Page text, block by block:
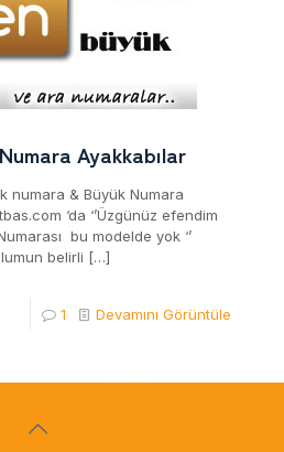
Ayakkabılar
numara & Büyük Numara
‘da ‘’Üzgünüz efendim
bu modelde yok ‘’
belirli […]
1 Devamını Görüntüle